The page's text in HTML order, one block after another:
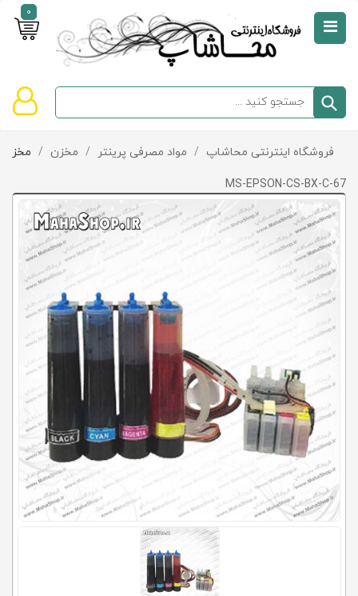
0
صفحه
دسته‌بندی
تخفیف‌ها
و
پیشنهادها
تماس
با
ما
کلاب
محاشاپ
سبد
خالی
است
فروشگاه اینترنتی محاشاپ / مواد مصرفی پرینتر / مخزن / مخزن Epson
MS-EPSON-CS-BX-C-67